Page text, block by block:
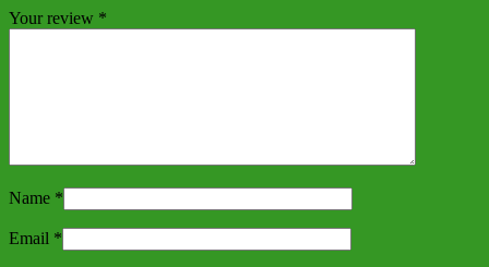
Your review *
Name *
Email *